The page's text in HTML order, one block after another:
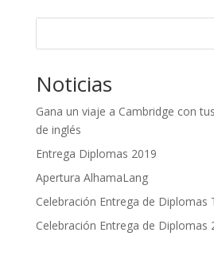
Noticias
Gana un viaje a Cambridge con
de inglés
Entrega Diplomas 2019
Apertura AlhamaLang
Celebración Entrega de Diplomas
Celebración Entrega de Diplomas